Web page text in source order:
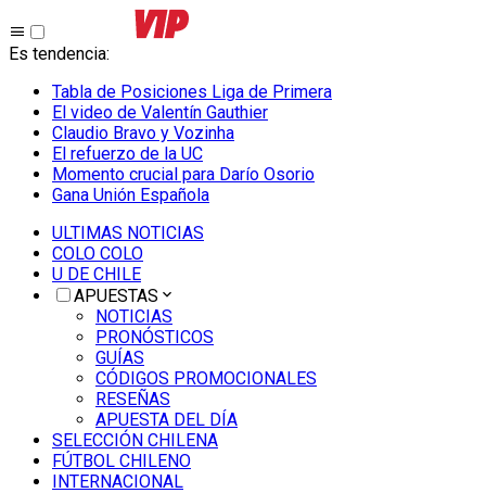
Es tendencia:
Tabla de Posiciones Liga de Primera
El video de Valentín Gauthier
Claudio Bravo y Vozinha
El refuerzo de la UC
Momento crucial para Darío Osorio
Gana Unión Española
ULTIMAS NOTICIAS
COLO COLO
U DE CHILE
APUESTAS
NOTICIAS
PRONÓSTICOS
GUÍAS
CÓDIGOS PROMOCIONALES
RESEÑAS
APUESTA DEL DÍA
SELECCIÓN CHILENA
FÚTBOL CHILENO
INTERNACIONAL